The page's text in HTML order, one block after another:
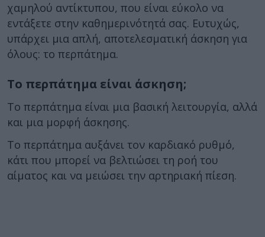
χαμηλού αντίκτυπου, που είναι εύκολο να
εντάξετε στην καθημερινότητά σας. Ευτυχώς,
υπάρχει μια απλή, αποτελεσματική άσκηση για
όλους: το περπάτημα.
Το περπάτημα είναι άσκηση;
Το περπάτημα είναι μια βασική λειτουργία, αλλά
και μια μορφή άσκησης.
Το περπάτημα αυξάνει τον καρδιακό ρυθμό,
κάτι που μπορεί να βελτιώσει τη ροή του
αίματος και να μειώσει την αρτηριακή πίεση.